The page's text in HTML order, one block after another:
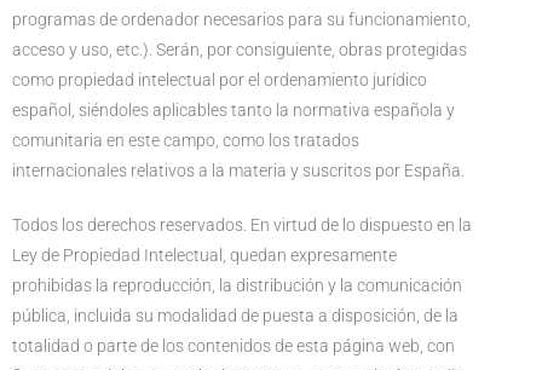
programas de ordenador necesarios para su funcionamiento,
acceso y uso, etc.). Serán, por consiguiente, obras protegidas
como propiedad intelectual por el ordenamiento jurídico
español, siéndoles aplicables tanto la normativa española y
comunitaria en este campo, como los tratados
internacionales relativos a la materia y suscritos por España.
Todos los derechos reservados. En virtud de lo dispuesto en la
Ley de Propiedad Intelectual, quedan expresamente
prohibidas la reproducción, la distribución y la comunicación
pública, incluida su modalidad de puesta a disposición, de la
totalidad o parte de los contenidos de esta página web, con